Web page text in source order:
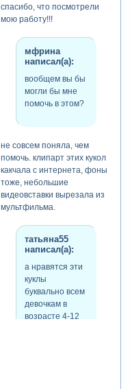
спасибо, что посмотрели
мою работу!!!
мфрина
написал(а):
вообщем вы бы
могли бы мне
помочь в этом?
не совсем поняла, чем
помочь. клипарт этих кукол
какчала с интернета, фоны
тоже, небольшие
видеовставки вырезала из
мультфильма.
татьяна55
написал(а):
а нравятся эти
куклы
буквально всем
девочкам в
возрасте 4-12